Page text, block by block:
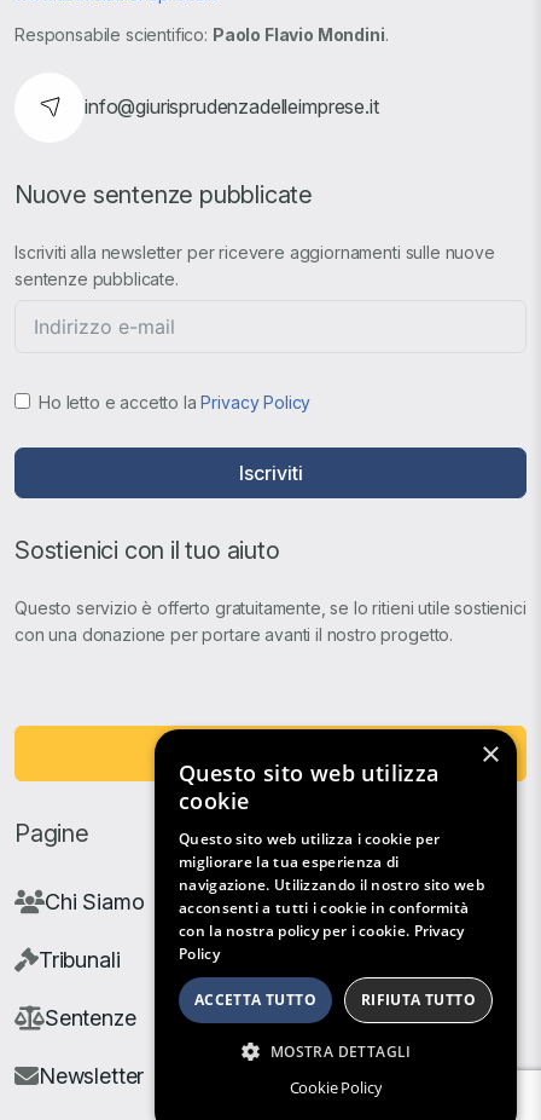
Responsabile scientifico: Paolo Flavio Mondini.
info@giurisprudenzadelleimprese.it
Nuove sentenze pubblicate
Iscriviti alla newsletter per ricevere aggiornamenti sulle nuove
sentenze pubblicate.
Ho letto e accetto laPrivacy Policy
Iscriviti
Sostienici con il tuo aiuto
Questo servizio è offerto gratuitamente, se lo ritieni utile sostienici
con una donazione per portare avanti il nostro progetto.
Pagine
Chi Siamo
Tribunali
Sentenze
Newsletter
×
Questo sito web utilizza
cookie
Questo sito web utilizza i cookie per
migliorare la tua esperienza di
navigazione. Utilizzando il nostro sito web
acconsenti a tutti i cookie in conformità
con la nostra policy per i cookie. Privacy
Policy
ACCETTA TUTTO RIFIUTA TUTTO
MOSTRA DETTAGLI
Cookie Policy